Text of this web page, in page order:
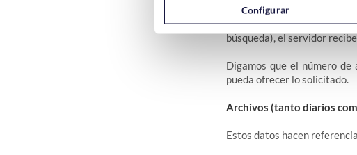
Cada vez que tu
búsqueda), el servidor
Digamos que el número
pueda ofrecer lo solicitado.
Archivos (tanto diarios
Estos datos hacen
Configurar